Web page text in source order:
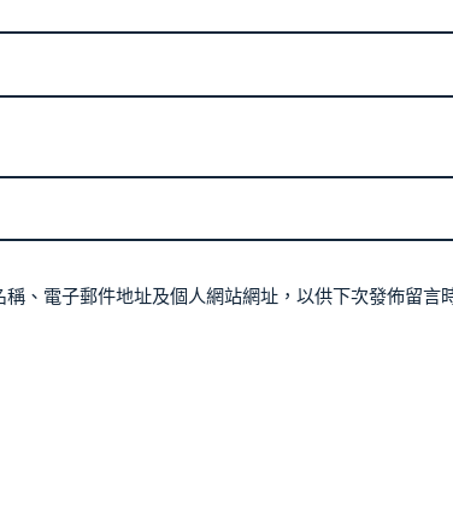
稱、電子郵件地址及個人網站網址，以供下次發佈留言